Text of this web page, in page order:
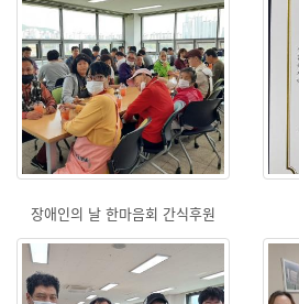
장애인의 날 한마음회 간식후원